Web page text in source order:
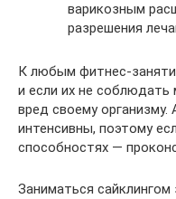
варикозным
разрешения
К любым фитнес-
и если их не
вред своему
интенсивны, поэтому
способностях —
Заниматься